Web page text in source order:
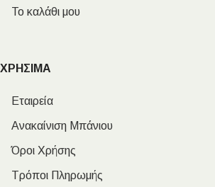
Το καλάθι μου
ΧΡΗΣΙΜΑ
Εταιρεία
Ανακαίνιση Μπάνιου
Όροι Χρήσης
Τρόποι Πληρωμής